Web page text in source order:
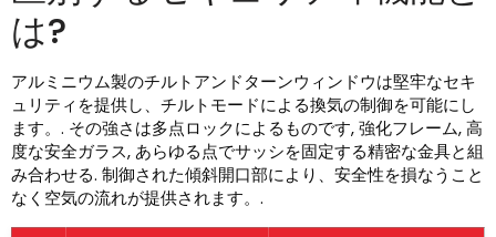
は?
アルミニウム製のチルトアンドターンウィンドウは堅牢なセキ
ュリティを提供し、チルトモードによる換気の制御を可能にし
ます。. その強さは多点ロックによるものです, 強化フレーム, 高
度な安全ガラス, あらゆる点でサッシを固定する精密な金具と組
み合わせる. 制御された傾斜開口部により、安全性を損なうこと
なく空気の流れが提供されます。.